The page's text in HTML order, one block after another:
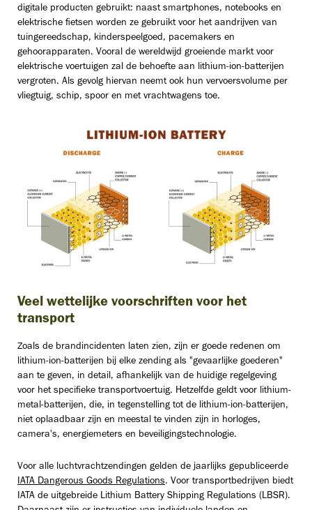
digitale producten gebruikt: naast smartphones, notebooks en
elektrische fietsen worden ze gebruikt voor het aandrijven van
tuingereedschap, kinderspeelgoed, pacemakers en
gehoorapparaten. Vooral de wereldwijd groeiende markt voor
elektrische voertuigen zal de behoefte aan lithium-ion-batterijen
vergroten. Als gevolg hiervan neemt ook hun vervoersvolume per
vliegtuig, schip, spoor en met vrachtwagens toe.
Veel wettelijke voorschriften voor het
transport
Zoals de brandincidenten laten zien, zijn er goede redenen om
lithium-ion-batterijen bij elke zending als "gevaarlijke goederen"
aan te geven, in detail, afhankelijk van de huidige regelgeving
voor het specifieke transportvoertuig. Hetzelfde geldt voor lithium-
metal-batterijen, die, in tegenstelling tot de lithium-ion-batterijen,
niet oplaadbaar zijn en meestal te vinden zijn in horloges,
camera's, energiemeters en beveiligingstechnologie.
Voor alle luchtvrachtzendingen gelden de jaarlijks gepubliceerde
IATA Dangerous Goods Regulations. Voor transportbedrijven biedt
IATA de uitgebreide Lithium Battery Shipping Regulations (LBSR).